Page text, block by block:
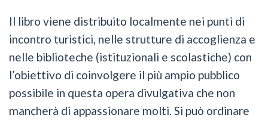
Il libro viene distribuito localmente nei punti di
incontro turistici, nelle strutture di accoglienza e
nelle biblioteche (istituzionali e scolastiche) con
l’obiettivo di coinvolgere il più ampio pubblico
possibile in questa opera divulgativa che non
mancherà di appassionare molti. Si può ordinare